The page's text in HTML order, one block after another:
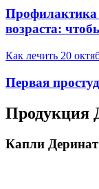
Профилактика
возраста:
Как лечить 20
Первая
Продукция
Капли